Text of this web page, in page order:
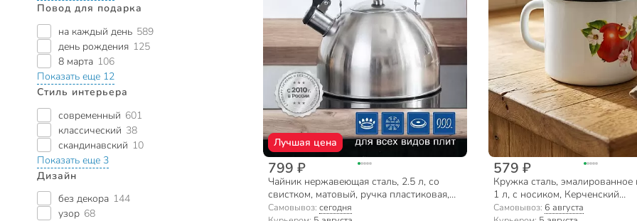
Повод для подарка
на каждый день 589
день рождения 125
8 марта 106
Показать еще 12
Стиль интерьера
современный 601
классический 38
скандинавский 10
Показать еще 3
Дизайн
без декора 144
узор 68
Лучшая цена
799 ₽
Чайник нержавеющая сталь, 2.5 л, со
свистком, матовый, ручка пластиковая,
Daniks, индукция, MSY-021M
Самовывоз: сегодня
579 ₽
Кружка сталь, эмалированное
1 л, с носиком, Керченский
металлургический завод,
Самовывоз: 6 августа